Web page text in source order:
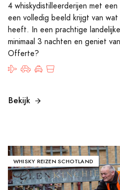
4 whiskydistilleerderijen met
een volledig beeld krijgt van
heeft. In een prachtige
minimaal 3 nachten en geniet
Offerte?
Bekijk
WHISKY REIZEN SCHOTLAND